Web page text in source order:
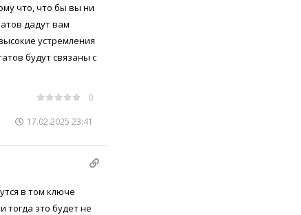
что, что бы вы ни
дадут вам
устремления
будут связаны с
0
17.02.2025 23:41
в том ключе
тогда это будет не